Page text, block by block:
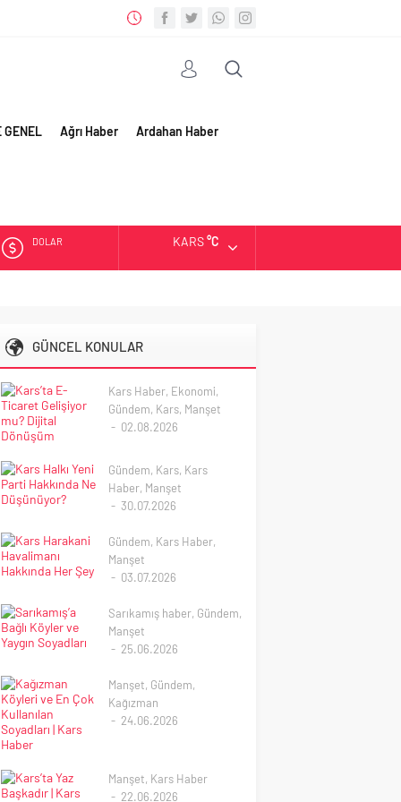
GENEL Ağrı Haber Ardahan Haber
DOLAR KARS°C
GÜNCEL KONULAR
Kars Haber, Ekonomi,
Gündem, Kars, Manşet
02.08.2026
Gelişiyor mu? Dijital
Dönüşüm
Kars’ta E-Ticaretin
Ticaret Potansiyeli Her
Geçen Gün Artıyor
Türkiye’de e-ticaret
büyük bir ivme
kazanırken, Anadolu
şehirlerinde de dijital
devam ediyor. Doğu
Anadolu’nun önemli...
Gündem, Kars, Kars
Haber, Manşet
30.07.2026
Hakkında Ne
Düşünüyor?
Kars’ta Gözler Yeni
Ekibine Vatandaşlardan
İlk Değerlendirmeler
KARS – Türkiye
en dikkat çeken
gelişmelerinden biri olan
Yeni Parti oluşumu,
Gündem, Kars Haber,
Manşet
03.07.2026
Havalimanı Hakkında Her
Şey
Kars Harakani
Harakani Havalimanı
Hakkında Bilmeniz
Gerekenler Doğu
merkezlerinden biri olan
Kars Harakani
Sarıkamış haber, Gündem,
Manşet
25.06.2026
ve Yaygın Soyadları
Sarıkamış’a Bağlı Köyler
ve Yaygın Soyadları
Sarıkamış, tarihi geçmişi,
doğal güzellikleri,
Manşet, Gündem,
Kağızman
24.06.2026
| Kars Haber
Kağızman’ın Köyleri ve
Manşet, Kars Haber
22.06.2026